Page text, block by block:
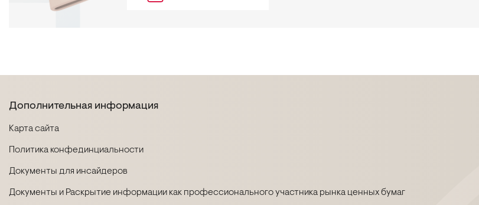
Дополнительная информация
Карта сайта
Политика конфединциальности
Документы для инсайдеров
Документы и Раскрытие информации как профессионального участника рынка ценных бумаг